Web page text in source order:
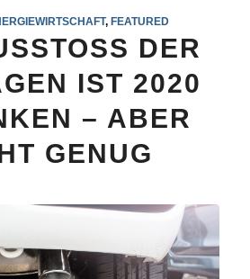
, FEATURED
DER
IST 2020
– ABER
GENUG